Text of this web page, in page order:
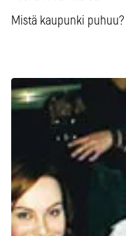
Mistä kaupunki puhuu?